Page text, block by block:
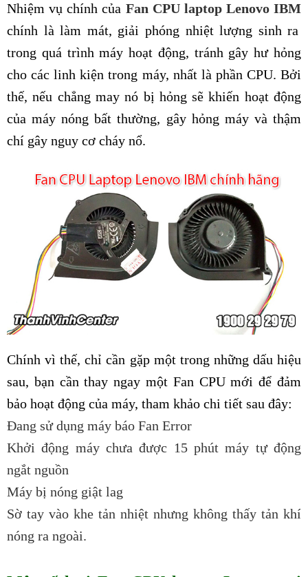
Nhiệm vụ chính của Fan CPU laptop Lenovo IBM
chính là làm mát, giải phóng nhiệt lượng sinh ra
trong quá trình máy hoạt động, tránh gây hư hỏng
cho các linh kiện trong máy, nhất là phần CPU. Bởi
thế, nếu chẳng may nó bị hỏng sẽ khiến hoạt động
của máy nóng bất thường, gây hỏng máy và thậm
chí gây nguy cơ cháy nổ.
Chính vì thế, chỉ cần gặp một trong những dấu hiệu
sau, bạn cần thay ngay một Fan CPU mới để đảm
bảo hoạt động của máy, tham khảo chi tiết sau đây:
Đang sử dụng máy báo Fan Error
Khởi động máy chưa được 15 phút máy tự động
ngắt nguồn
Máy bị nóng giật lag
Sờ tay vào khe tản nhiệt nhưng không thấy tản khí
nóng ra ngoài.